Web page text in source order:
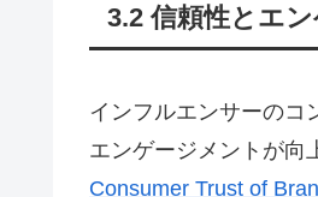
3.2 信頼性とエ
インフルエンサーのコ
エンゲージメントが向
Consumer Trust of